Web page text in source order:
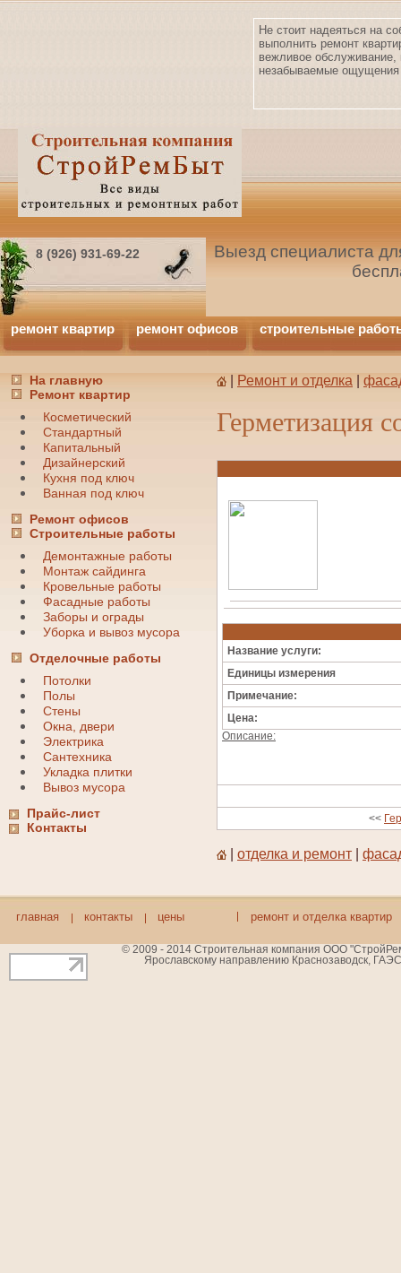
Не стоит надеяться на
выполнить ремонт
вежливое обслуживание,
незабываемые ощущения
8 (926) 931-69-22
Выезд специалиста
ремонт квартир ремонт офисов строительные
На главную
Ремонт квартир
Косметический
Стандартный
Капитальный
Дизайнерский
Кухня под ключ
Ванная под ключ
Ремонт офисов
Строительные работы
Демонтажные работы
Монтаж сайдинга
Кровельные работы
Фасадные работы
Заборы и ограды
Уборка и вывоз мусора
Отделочные работы
Потолки
Полы
Стены
Окна, двери
Электрика
Сантехника
Укладка плитки
Вывоз мусора
Прайс-лист
Контакты
Ремонт и отделка
Герметизация
Название услуги:
Единицы измерения
Примечание:
Цена:
Описание:
<<
отделка и ремонт
главная контакты цены ремонт и отделка квартир
© 2009 - 2014 Строительная компания ООО
Ярославскому направлению Краснозаводск,